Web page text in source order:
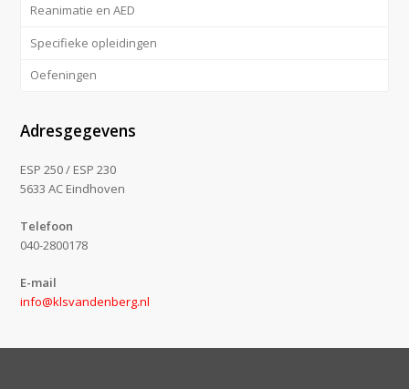
Reanimatie en AED
Specifieke opleidingen
Oefeningen
Adresgegevens
ESP 250 / ESP 230
5633 AC Eindhoven
Telefoon
040-2800178
E-mail
info@klsvandenberg.nl